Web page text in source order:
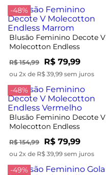
-48%
Blusão Feminino Decote V
Molecotton Endless
R$ 154,99 R$ 79,99
ou 2x de R$ 39,99 sem juros
-48%
Blusão Feminino Decote V
Molecotton Endless
R$ 154,99 R$ 79,99
ou 2x de R$ 39,99 sem juros
-49%